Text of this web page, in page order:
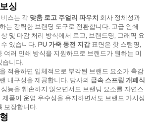
싱
스는 각 맞춤 로고 주얼리 파우치 회사 정체성과
는 강력한 브랜딩 도구로 전환합니다. 고급 인쇄
및 마감 처리 방식에서 로고, 브랜드명, 그래픽 요
있습니다. PU 가죽 동전 지갑 표면은 핫 스탬핑,
여러 인쇄 방식을 지원하므로 브랜드가 원하는 미
습니다.
적용하면 입체적으로 부각된 브랜드 요소가 촉감
내구성을 제공합니다. 당사의 금속 스프링 개폐식
능을 훼손하지 않으면서도 브랜딩 요소를 자연스
제품이 운영 우수성을 유지하면서도 브랜드 가시성
보장합니다.